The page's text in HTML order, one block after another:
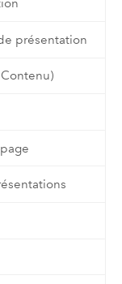
présentation